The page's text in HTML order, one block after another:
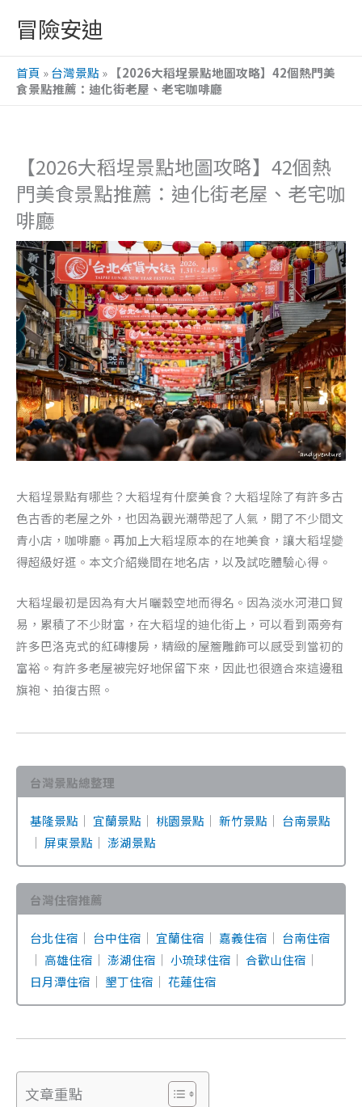
主
冒險安迪
首頁 »台灣景點» 【2026大稻埕景點地圖攻略】42個熱門美
食景點推薦：迪化街老屋、老宅咖啡廳
【2026大稻埕景點地圖攻略】42個熱
門美食景點推薦：迪化街老屋、老宅咖
啡廳
大稻埕景點有哪些？大稻埕有什麼美食？大稻埕除了有許多古
色古香的老屋之外，也因為觀光潮帶起了人氣，開了不少間文
青小店，咖啡廳。再加上大稻埕原本的在地美食，讓大稻埕變
得超級好逛。本文介紹幾間在地名店，以及試吃體驗心得。
大稻埕最初是因為有大片曬穀空地而得名。因為淡水河港口貿
易，累積了不少財富，在大稻埕的迪化街上，可以看到兩旁有
許多巴洛克式的紅磚樓房，精緻的屋簷雕飾可以感受到當初的
富裕。有許多老屋被完好地保留下來，因此也很適合來這邊租
旗袍、拍復古照。
台灣景點總整理
基隆景點 ｜ 宜蘭景點 ｜ 桃園景點 ｜ 新竹景點 ｜ 台南景點
｜ 屏東景點 ｜ 澎湖景點
台灣住宿推薦
台北住宿 ｜ 台中住宿 ｜ 宜蘭住宿 ｜ 嘉義住宿 ｜ 台南住宿
｜ 高雄住宿 ｜ 澎湖住宿 ｜ 小琉球住宿 ｜ 合歡山住宿 ｜
日月潭住宿 ｜ 墾丁住宿 ｜ 花蓮住宿
文章重點